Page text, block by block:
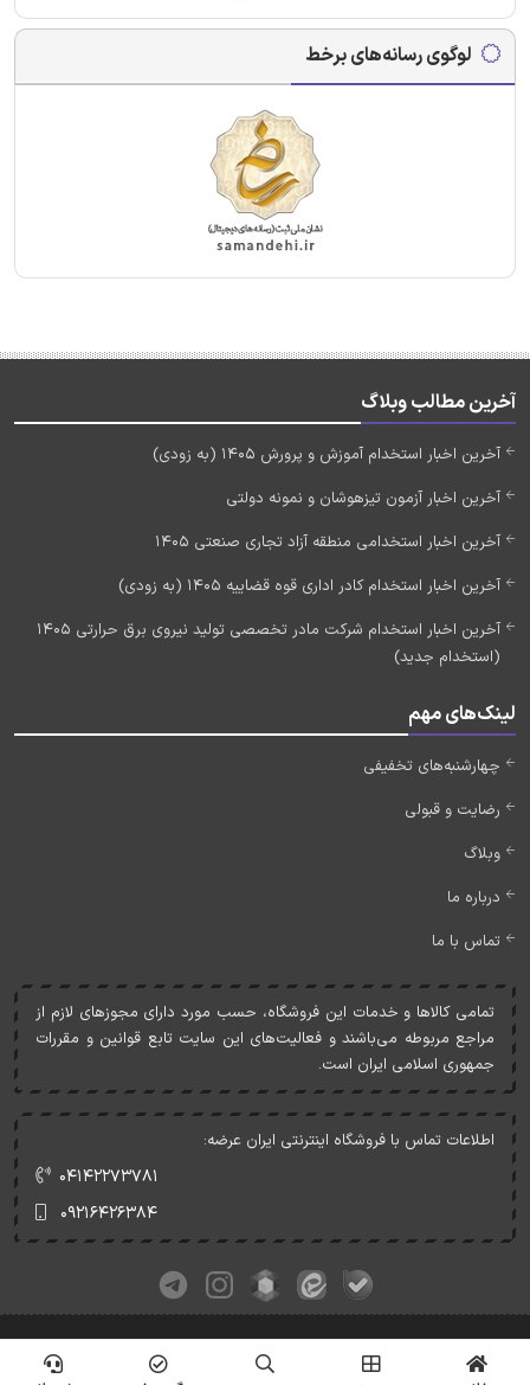
لوگوی رسانه‌های برخط
آخرین مطالب وبلاگ
آخرین اخبار استخدام آموزش و پرورش 1405 (به زودی)
آخرین اخبار آزمون تیزهوشان و نمونه دولتی
آخرین اخبار استخدامی منطقه آزاد تجاری صنعتی 1405
آخرین اخبار استخدام کادر اداری قوه قضاییه 1405 (به زودی)
آخرین اخبار استخدام شرکت مادر تخصصی تولید نیروی برق حرارتی 1405
(استخدام جدید)
لینک‌های مهم
چهارشنبه‌های تخفیفی
رضایت و قبولی
وبلاگ
درباره ما
تماس با ما
تمامی کالاها و خدمات اين فروشگاه، حسب مورد دارای مجوزهای لازم از
مراجع مربوطه می‌باشند و فعاليت‌های اين سايت تابع قوانين و مقررات
جمهوری اسلامی ايران است.
اطلاعات تماس با فروشگاه اینترنتی ایران عرضه:
۰۴۱۴۲۲۷۳۷۸۱
۰۹۲۱۶۴۲۶۳۸۴